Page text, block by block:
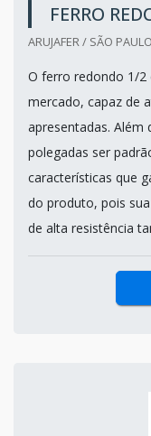
FERRO
ARUJAFER / SÃO
O ferro redondo 1/2
mercado, capaz de
apresentadas.
polegadas ser
características que
do produto, pois
de alta resistência